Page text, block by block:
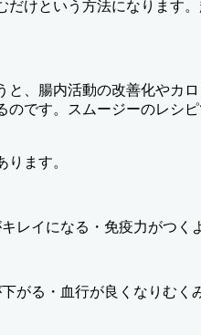
けという方法になります
、腸内活動の改善化やカ
です。スムージーのレシ
ます。
レイになる・免疫力がつく
がる・血行が良くなりむく